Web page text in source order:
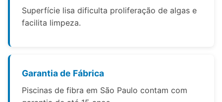
Superfície lisa dificulta proliferação de algas e
facilita limpeza.
Garantia de Fábrica
Piscinas de fibra em São Paulo contam com